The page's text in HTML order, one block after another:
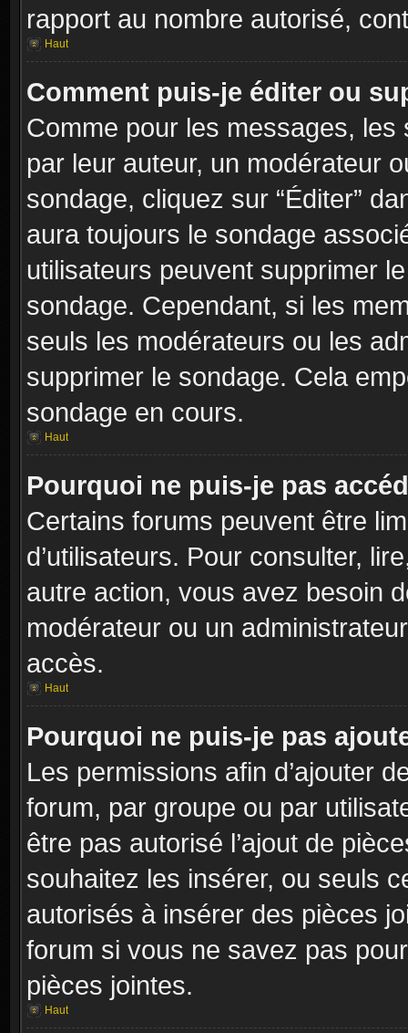
rapport au nombre autorisé,
Haut
Comment puis-je éditer ou
Comme pour les messages,
par leur auteur, un modérateur
sondage, cliquez sur “Éditer”
aura toujours le sondage
utilisateurs peuvent supprimer
sondage. Cependant, si les
seuls les modérateurs ou les
supprimer le sondage. Cela
sondage en cours.
Haut
Pourquoi ne puis-je pas
Certains forums peuvent être
d’utilisateurs. Pour consulter,
autre action, vous avez besoin
modérateur ou un
accès.
Haut
Pourquoi ne puis-je pas
Les permissions afin d’ajouter
forum, par groupe ou par
être pas autorisé l’ajout de
souhaitez les insérer, ou seuls
autorisés à insérer des pièces
forum si vous ne savez pas
pièces jointes.
Haut